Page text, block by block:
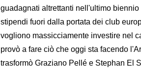
guadagnati altrettanti nell'ultimo
stipendi fuori dalla portata dei club
vogliono massicciamente investire nel
provò a fare ciò che oggi sta facendo
trasformò Graziano Pellé e Stephan El